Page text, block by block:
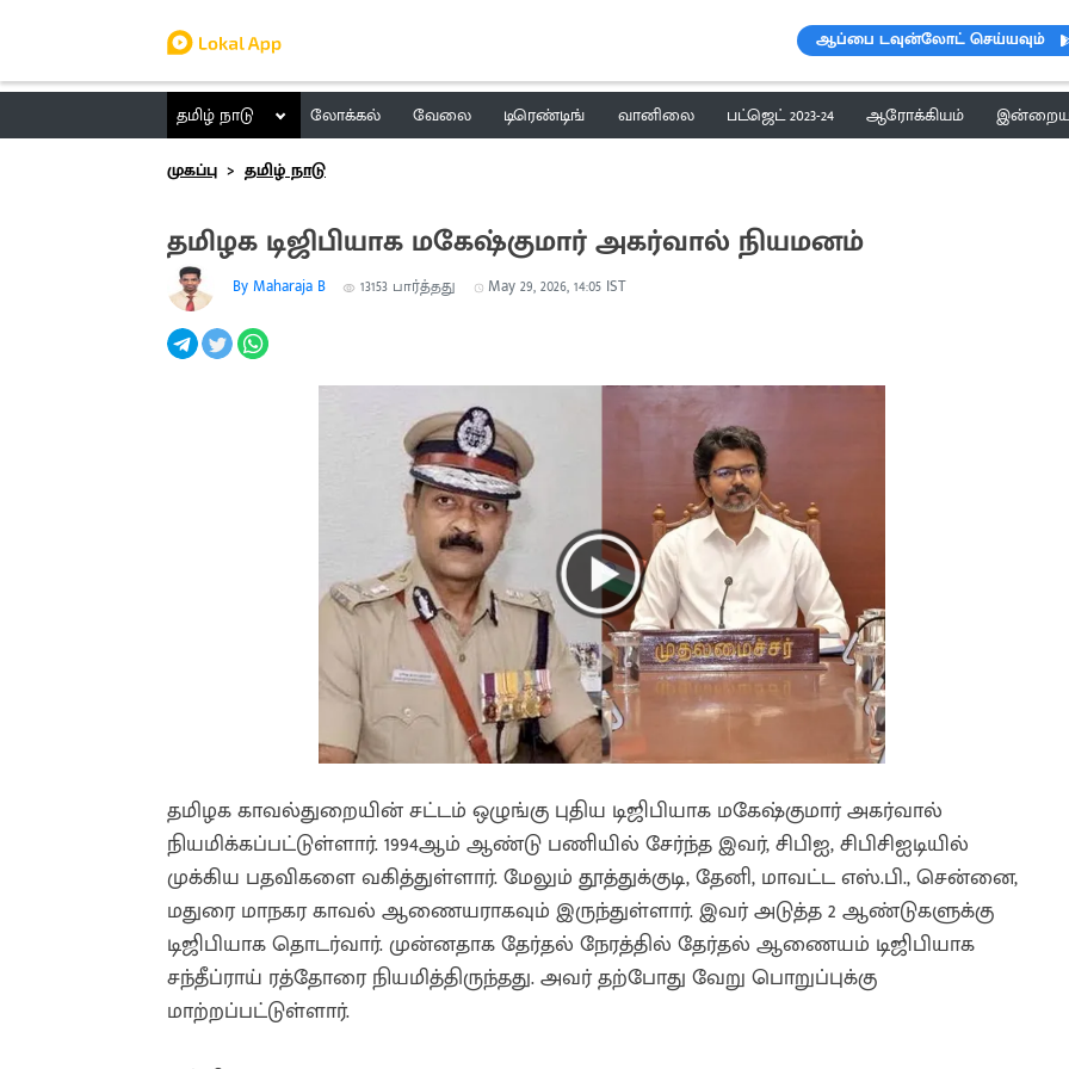
ஆப்பை டவுன்லோட் செய்யவும்
தமிழ் நாடு லோக்கல் வேலை டிரெண்டிங் வானிலை பட்ஜெட் 2023-24 ஆரோக்கியம் இன்றைய
முகப்பு
தமிழ் நாடு
தமிழக டிஜிபியாக மகேஷ்குமார் அகர்வால் நியமனம்
By Maharaja B 13153 பார்த்தது May 29, 2026, 14:05 IST
தமிழக காவல்துறையின் சட்டம் ஒழுங்கு புதிய டிஜிபியாக மகேஷ்குமார் அகர்வால்
நியமிக்கப்பட்டுள்ளார். 1994ஆம் ஆண்டு பணியில் சேர்ந்த இவர், சிபிஐ, சிபிசிஐடியில்
முக்கிய பதவிகளை வகித்துள்ளார். மேலும் தூத்துக்குடி, தேனி, மாவட்ட எஸ்.பி., சென்னை,
மதுரை மாநகர காவல் ஆணையராகவும் இருந்துள்ளார். இவர் அடுத்த 2 ஆண்டுகளுக்கு
டிஜிபியாக தொடர்வார். முன்னதாக தேர்தல் நேரத்தில் தேர்தல் ஆணையம் டிஜிபியாக
சந்தீப்ராய் ரத்தோரை நியமித்திருந்தது. அவர் தற்போது வேறு பொறுப்புக்கு
மாற்றப்பட்டுள்ளார்.